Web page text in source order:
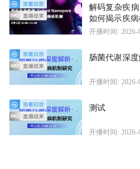
解码复杂疾
如何揭示疾
开播时间: 2026-
肠菌代谢深
开播时间: 2026-
测试
开播时间: 2026-